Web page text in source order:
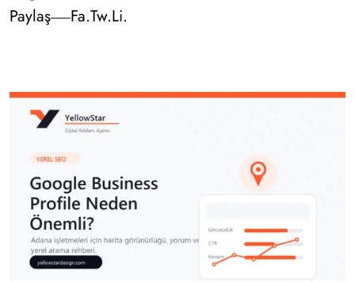
Paylaş Fa.Tw.Li.